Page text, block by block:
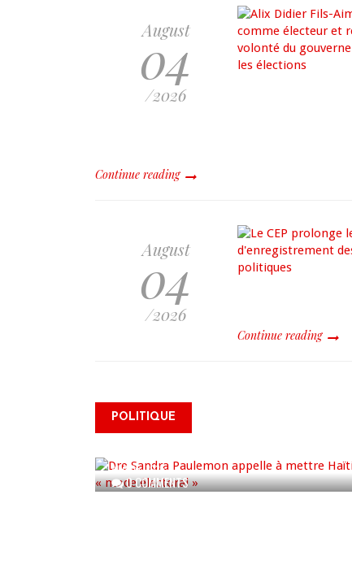
August
04
/2026
Continue reading
August
04
/2026
Continue reading
POLITIQUE
0 COMMENTS
électoral » à travers une vaste
campagne nationale de
AUG 06, 2026